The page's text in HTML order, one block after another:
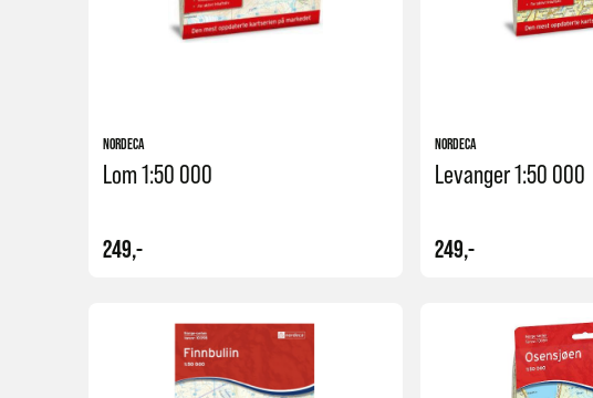
NORDECA
Lom 1:50 000
249,-
NORDECA
Levanger 1:50 000
249,-